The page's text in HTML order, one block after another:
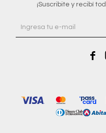
¡Suscribite y recibí
